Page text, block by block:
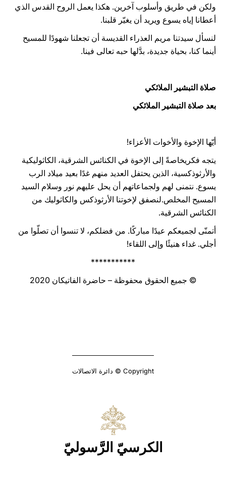
ولكن في طريق وأسلوب آخرين. هكذا يعمل الروح القدس الذي
أعطانا إياه يسوع ويريد أن يغيّر قلبنا.
لنسأل سيدتنا مريم العذراء القديسة أن تجعلنا شهودًا للمسيح
أينما كنا، بحياة جديدة، بدَّلها حبه تعالى فينا.
صلاة التبشير الملائكي
بعد صلاة التبشير الملائكي
أيّها الإخوة والأخوات الأعزاء!
يتجه فكريخاصةً إلى الإخوة في الكنائس الشرقية، الكاثوليكية
والأرثوذكسية، الذين يحتفل العديد منهم غدًا بعيد ميلاد الرب
يسوع. نتمنى لهم ولجماعاتهم أن يحل عليهم نور وسلام السيد
المسيح المخلص.لنصفق لإخوتنا الأرثوذكس والكاثوليك من
الكنائس الشرقية.
أتمنّى لجميعكم عيدًا مباركًا. من فضلكم، لا تنسوا أن تصلّوا من
أجلي. غداء هنيئًا وإلى اللقاء!
***********
© جميع الحقوق محفوظة – حاضرة الفاتيكان 2020
Copyright © دائرة الاتصالات
الكرسيّ الرَّسوليّ